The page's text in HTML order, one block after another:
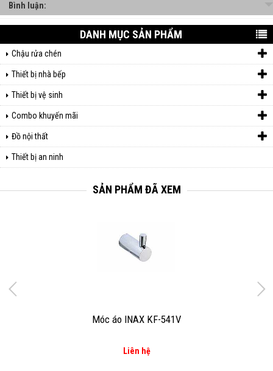
Bình luận:
DANH MỤC SẢN PHẨM
Chậu rửa chén
Thiết bị nhà bếp
Thiết bị vệ sinh
Combo khuyến mãi
Đồ nội thất
Thiết bị an ninh
SẢN PHẨM ĐÃ XEM
Móc áo INAX KF-541V
Liên hệ